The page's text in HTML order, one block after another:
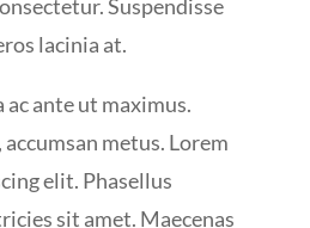
Suspendisse
lacinia at.
ante ut maximus.
metus. Lorem
elit. Phasellus
sit amet. Maecenas